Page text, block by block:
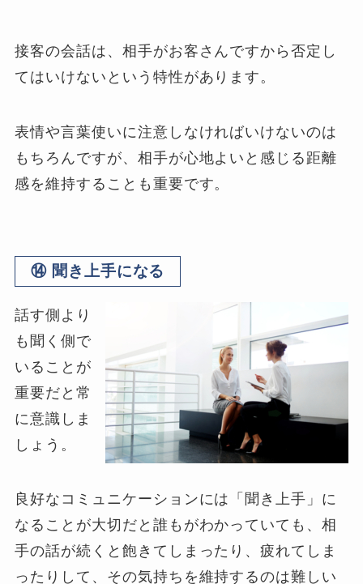
接客の会話は、相手がお客さんですから否定し
てはいけないという特性があります。
表情や言葉使いに注意しなければいけないのは
もちろんですが、相手が心地よいと感じる距離
感を維持することも重要です。
⑭ 聞き上手になる
話す側より
も聞く側で
いることが
重要だと常
に意識しま
しょう。
良好なコミュニケーションには「聞き上手」に
なることが大切だと誰もがわかっていても、相
手の話が続くと飽きてしまったり、疲れてしま
ったりして、その気持ちを維持するのは難しい